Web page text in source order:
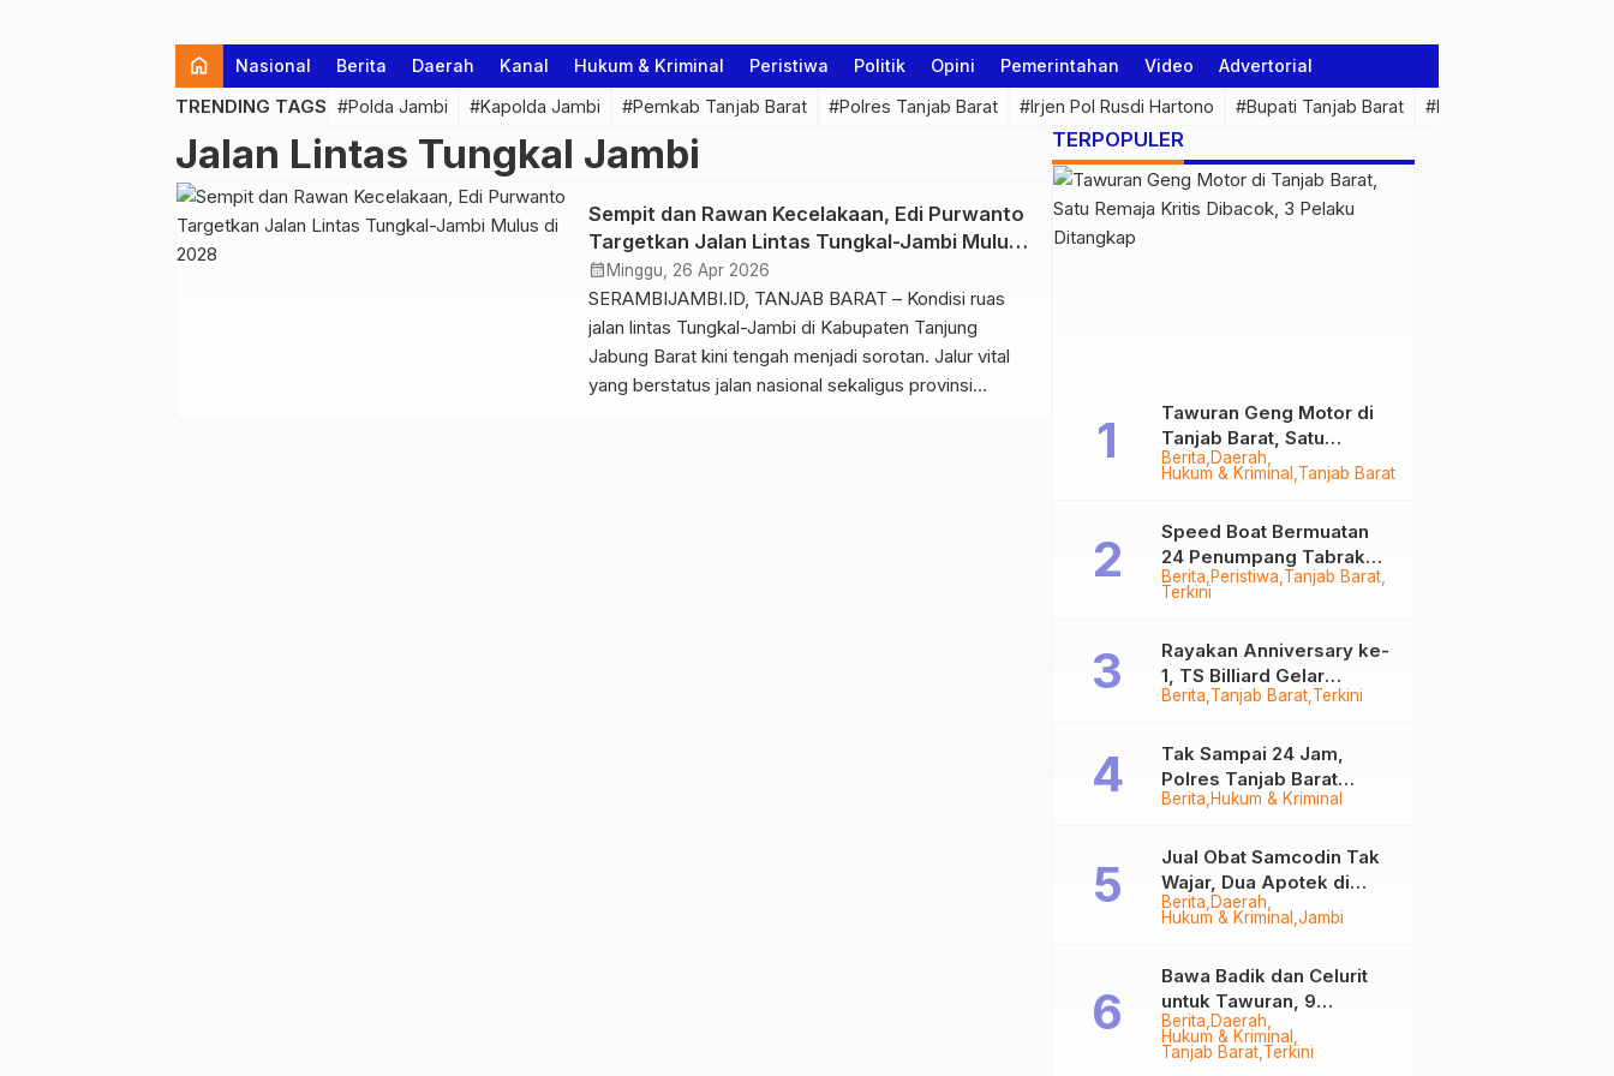
home Nasional Berita Daerah Kanal Hukum & Kriminal Peristiwa Politik Opini Pemerintahan Video Advertorial
TRENDING TAGS #Polda Jambi #Kapolda Jambi #Pemkab Tanjab Barat #Polres Tanjab Barat #Irjen Pol Rusdi Hartono #Bupati Tanjab Barat #Pemprov Jambi
Jalan Lintas Tungkal Jambi
Sempit dan Rawan Kecelakaan, Edi Purwanto
Targetkan Jalan Lintas Tungkal-Jambi Mulus
di 2028
calendar_month Minggu, 26 Apr 2026
SERAMBIJAMBI.ID, TANJAB BARAT – Kondisi ruas
jalan lintas Tungkal-Jambi di Kabupaten Tanjung
Jabung Barat kini tengah menjadi sorotan. Jalur vital
yang berstatus jalan nasional sekaligus provinsi
TERPOPULER
Berita Daerah
Hukum & Kriminal Tanjab Barat
Tawuran Geng Motor di
Tanjab Barat, Satu
Remaja Kritis Dibacok, 3
Pelaku Ditangkap
Berita Peristiwa Tanjab Barat
Terkini
Speed Boat Bermuatan
24 Penumpang Tabrak
Togok di Kuala Tungkal,
Berita Tanjab Barat Terkini
Rayakan Anniversary ke-
1, TS Billiard Gelar
Turnamen 9 Ball
Berita Hukum & Kriminal
Tak Sampai 24 Jam,
Polres Tanjab Barat
Ringkus Komplotan
Tungkal
Berita Daerah
Hukum & Kriminal Jambi
Jual Obat Samcodin Tak
Wajar, Dua Apotek di
Tanjab Barat Disegel
Berita Daerah
Hukum & Kriminal
Tanjab Barat Terkini
Bawa Badik dan Celurit
untuk Tawuran, 9
Anggota Geng Motor di
Tanjab Barat Diringkus